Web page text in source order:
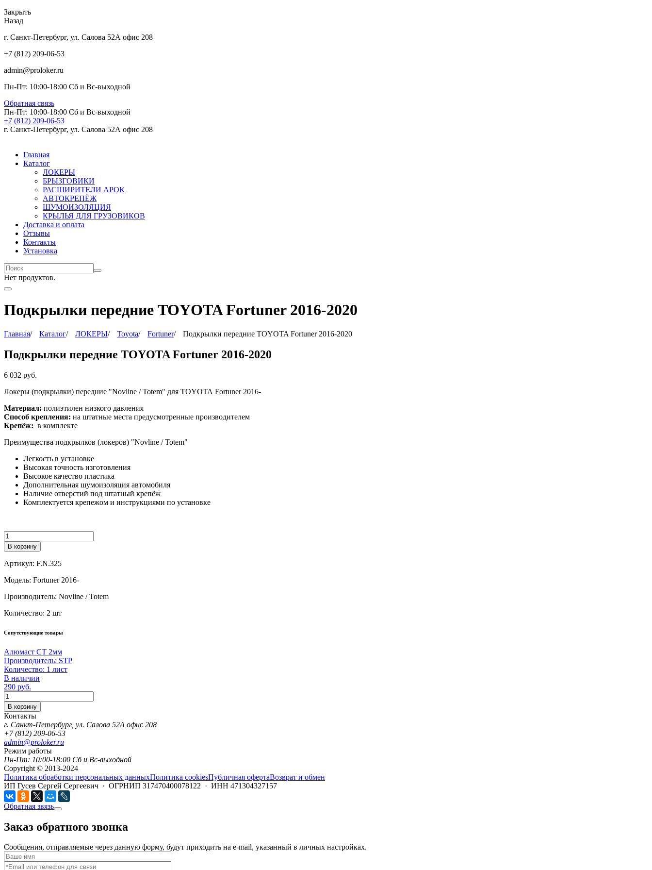
Закрыть
Назад
г. Санкт-Петербург, ул. Салова 52А офис 208
+7 (812) 209-06-53
admin@proloker.ru
Пн-Пт: 10:00-18:00 Сб и Вс-выходной
Обратная связь
Пн-Пт: 10:00-18:00 Сб и Вс-выходной
+7 (812) 209-06-53
г. Санкт-Петербург, ул. Салова 52А офис 208
Главная
Каталог
ЛОКЕРЫ
БРЫЗГОВИКИ
РАСШИРИТЕЛИ АРОК
АВТОКРЕПЁЖ
ШУМОИЗОЛЯЦИЯ
КРЫЛЬЯ ДЛЯ ГРУЗОВИКОВ
Доставка и оплата
Отзывы
Контакты
Установка
Нет продуктов.
Подкрылки передние TOYOTA Fortuner 2016-2020
Главная/ Каталог/ ЛОКЕРЫ/ Toyota/ Fortuner/ Подкрылки передние TOYOTA Fortuner 2016-2020
Подкрылки передние TOYOTA Fortuner 2016-2020
6 032 руб.
Локеры (подкрылки) передние "Novline / Totem" для TOYOTA Fortuner 2016-
Материал: полиэтилен низкого давления
Способ крепления: на штатные места предусмотренные производителем
Крепёж: в комплекте
Преимущества подкрылков (локеров) "Novline / Totem"
Легкость в установке
Высокая точность изготовления
Высокое качество пластика
Дополнительная шумоизоляция автомобиля
Наличие отверстий под штатный крепёж
Комплектуется крепежом и инструкциями по установке
Количество
В корзину
Артикул: F.N.325
Модель: Fortuner 2016-
Производитель: Novline / Totem
Количество: 2 шт
Сопутствующие товары
Алюмаст СТ 2мм
Производитель: STP
Количество: 1 лист
В наличии
290 руб.
Количество
В корзину
Контакты
г. Санкт-Петербург, ул. Салова 52А офис 208
+7 (812) 209-06-53
admin@proloker.ru
Режим работы
Пн-Пт: 10:00-18:00 Сб и Вс-выходной
Copyright © 2013-2024
Политика обработки персональных данныхПолитика cookiesПубличная офертаВозврат и обмен
ИП Гусев Сергей Сергеевич · ОГРНИП 317470400078122 · ИНН 471304327157
Обратная звязь
Заказ обратного звонка
Сообщения, отправляемые через данную форму, будут приходить на e-mail, указанный в личных настройках.